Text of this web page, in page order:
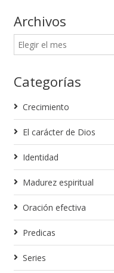
Archivos
Categorías
Crecimiento
El carácter de Dios
Identidad
Madurez espiritual
Oración efectiva
Predicas
Series